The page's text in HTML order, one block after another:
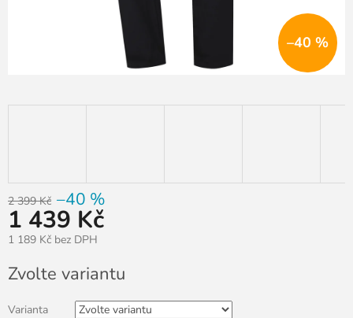
–40 %
2 399 Kč –40 %
1 439 Kč
1 189 Kč bez DPH
cena:
Zvolte variantu
Varianta